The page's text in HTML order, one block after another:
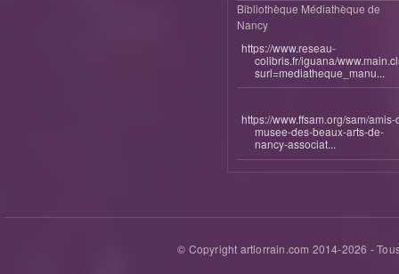
Bibliothèque Médiathèque de
Nancy
https://www.reseau-
colibris.fr/iguana/
surl=mediatheque_manu...
https://www.ffsam.org/sam/amis-
musee-des-beaux-arts-de-
nancy-associat...
© Copyright artlorrain.com 2014-2026 -